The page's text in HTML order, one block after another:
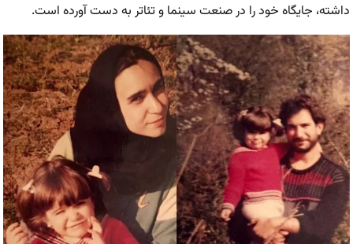
داشته، جایگاه خود را در صنعت سینما و تئاتر به دست آورده است.